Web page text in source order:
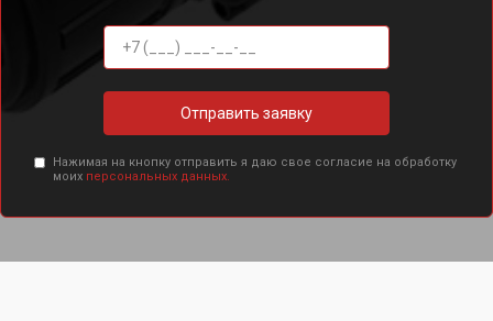
Отправить заявку
Нажимая на кнопку отправить я даю свое согласие на обработку
моих персональных данных.